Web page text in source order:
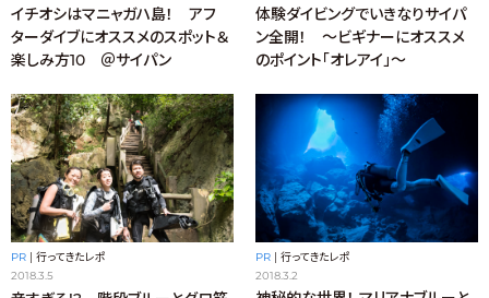
イチオシはマニャガハ島！ アフ
ターダイブにオススメのスポット＆
楽しみ方10 ＠サイパン
体験ダイビングでいきなりサイパ
ン全開！ ～ビギナーにオススメ
のポイント「オレアイ」～
PR | 行ってきたレポ
2018.3.5
PR | 行ってきたレポ
2018.3.2